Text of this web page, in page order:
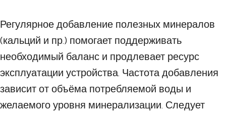
Регулярное добавление полезных минералов
(кальций и пр.) помогает поддерживать
необходимый баланс и продлевает ресурс
эксплуатации устройства. Частота добавления
зависит от объёма потребляемой воды и
желаемого уровня минерализации. Следует